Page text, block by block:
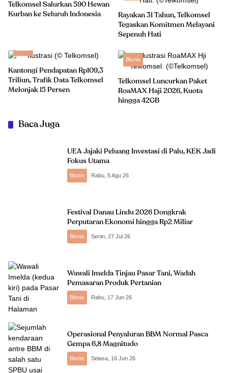
Telkomsel Salurkan 590 Hewan
Kurban ke Seluruh Indonesia
Rayakan 31 Tahun, Telkomsel
Tegaskan Komitmen Melayani
Sepenuh Hati
Kantongi Pendapatan Rp109,3
Triliun, Trafik Data Telkomsel
Melonjak 15 Persen
Bisnis
Telkomsel Luncurkan Paket
RoaMAX Haji 2026, Kuota
hingga 42GB
Baca Juga
UEA Jajaki Peluang Investasi di Palu, KEK Jadi
Fokus Utama
Bisnis Rabu, 5 Agu 26
Festival Danau Lindu 2026 Dongkrak
Perputaran Ekonomi hingga Rp2 Miliar
Bisnis Senin, 27 Jul 26
Wawali Imelda Tinjau Pasar Tani, Wadah
Pemasaran Produk Pertanian
Bisnis Rabu, 17 Jun 26
Operasional Penyaluran BBM Normal Pasca
Gempa 6,8 Magnitudo
Bisnis Selasa, 16 Jun 26